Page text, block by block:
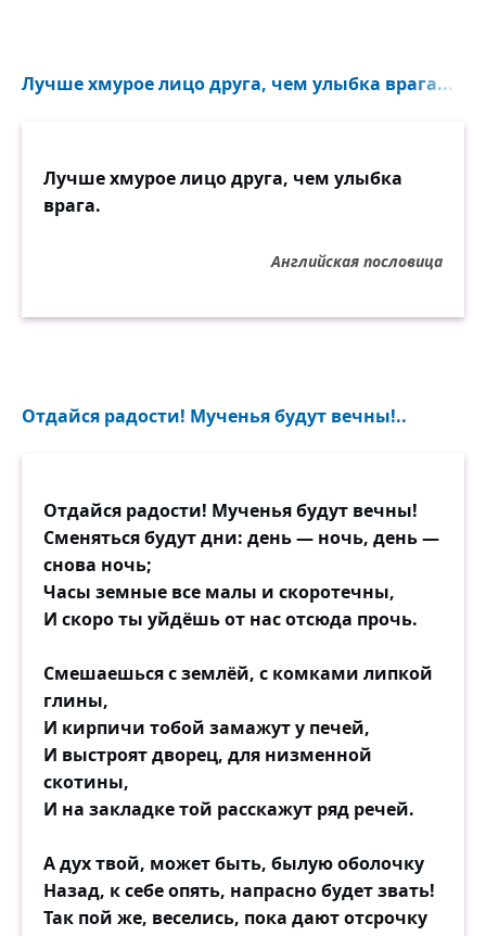
Лучше хмурое лицо друга, чем улыбка врага...
Лучше хмурое лицо друга, чем улыбка
врага.
Английская пословица
Отдайся радости! Мученья будут вечны!..
Отдайся радости! Мученья будут вечны!
Сменяться будут дни: день — ночь, день —
снова ночь;
Часы земные все малы и скоротечны,
И скоро ты уйдёшь от нас отсюда прочь.
Смешаешься с землёй, с комками липкой
глины,
И кирпичи тобой замажут у печей,
И выстроят дворец, для низменной
скотины,
И на закладке той расскажут ряд речей.
А дух твой, может быть, былую оболочку
Назад, к себе опять, напрасно будет звать!
Так пой же, веселись, пока дают отсрочку